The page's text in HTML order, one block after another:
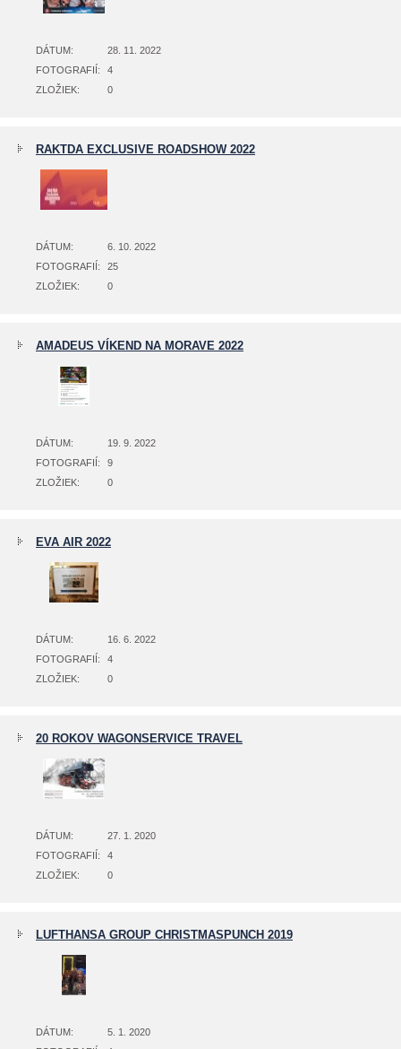
DÁTUM:
28. 11. 2022
FOTOGRAFIÍ:
4
ZLOŽIEK:
0
RAKTDA EXCLUSIVE ROADSHOW 2022
DÁTUM:
6. 10. 2022
FOTOGRAFIÍ:
25
ZLOŽIEK:
0
AMADEUS VÍKEND NA MORAVE 2022
DÁTUM:
19. 9. 2022
FOTOGRAFIÍ:
9
ZLOŽIEK:
0
EVA AIR 2022
DÁTUM:
16. 6. 2022
FOTOGRAFIÍ:
4
ZLOŽIEK:
0
20 ROKOV WAGONSERVICE TRAVEL
DÁTUM:
27. 1. 2020
FOTOGRAFIÍ:
4
ZLOŽIEK:
0
LUFTHANSA GROUP CHRISTMASPUNCH 2019
DÁTUM:
5. 1. 2020